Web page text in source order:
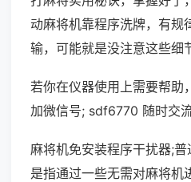
动麻将机靠程序洗牌，有规
输，可能就是没注意这些细
若你在仪器使用上需要帮助
加微信号; sdf6770 随时交流
麻将机免安装程序干扰器;
是指通过一些无需对麻将机